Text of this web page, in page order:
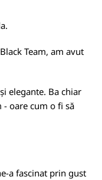
Team, am avut
elegante. Ba chiar
- oare cum o fi să
a fascinat prin gust